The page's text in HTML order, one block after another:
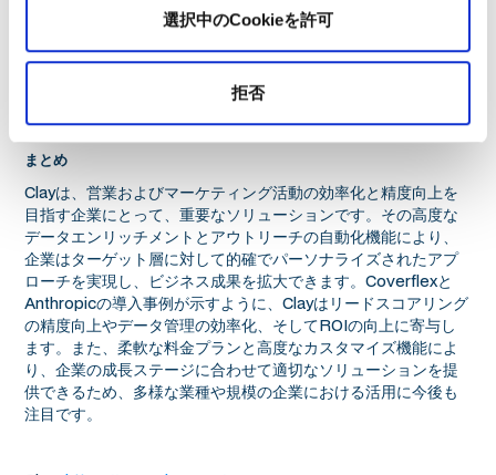
選択中のCookieを許可
拒否
これらの洞察は、Clayの自動化と連携機能を最大限に活用し、
RevOpsやMOpsの効率化を目指す企業にとって、重要な参考
まとめ
Clayは、営業およびマーケティング活動の効率化と精度向上を
目指す企業にとって、重要なソリューションです。その高度な
データエンリッチメントとアウトリーチの自動化機能により、
企業はターゲット層に対して的確でパーソナライズされたアプ
ローチを実現し、ビジネス成果を拡大できます。Coverflexと
Anthropicの導入事例が示すように、Clayはリードスコアリング
の精度向上やデータ管理の効率化、そしてROIの向上に寄与し
ます。また、柔軟な料金プランと高度なカスタマイズ機能によ
り、企業の成長ステージに合わせて適切なソリューションを提
供できるため、多様な業種や規模の企業における活用に今後も
注目です。